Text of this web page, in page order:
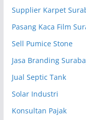
Supplier Karpet
Pasang Kaca Film
Sell Pumice Stone
Jasa Branding
Jual Septic Tank
Solar Industri
Konsultan Pajak